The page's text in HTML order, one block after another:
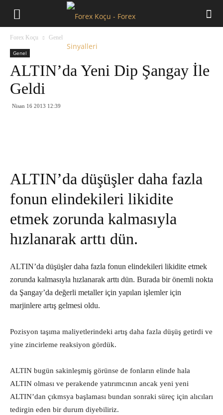
Forex Koçu Genel
Genel
ALTIN’da Yeni Dip Şangay İle
Geldi
Nisan 16 2013 12:39
ALTIN’da düşüşler daha fazla
fonun elindekileri likidite
etmek zorunda kalmasıyla
hızlanarak arttı dün.
ALTIN’da düşüşler daha fazla fonun elindekileri likidite etmek
zorunda kalmasıyla hızlanarak arttı dün. Burada bir önemli nokta
da Şangay’da değerli metaller için yapılan işlemler için
marjinlere artış gelmesi oldu.
Pozisyon taşıma maliyetlerindeki artış daha fazla düşüş getirdi ve
yine zincirleme reaksiyon gördük.
ALTIN bugün sakinleşmiş görünse de fonların elinde hala
ALTIN olması ve perakende yatırımcının ancak yeni yeni
ALTIN’dan çıkmsya başlaması bundan sonraki süreç için alıcıları
tedirgin eden bir durum diyebiliriz.